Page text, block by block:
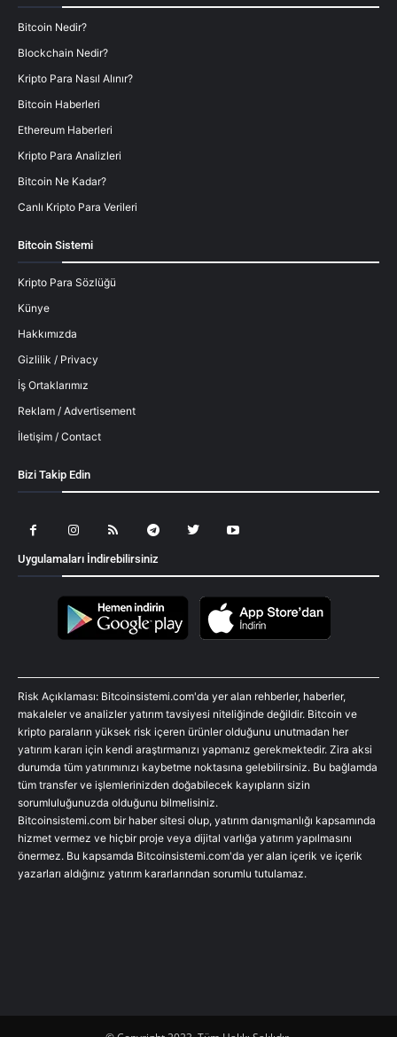
Bitcoin Nedir?
Blockchain Nedir?
Kripto Para Nasıl Alınır?
Bitcoin Haberleri
Ethereum Haberleri
Kripto Para Analizleri
Bitcoin Ne Kadar?
Canlı Kripto Para Verileri
Bitcoin Sistemi
Kripto Para Sözlüğü
Künye
Hakkımızda
Gizlilik / Privacy
İş Ortaklarımız
Reklam / Advertisement
İletişim / Contact
Bizi Takip Edin
Uygulamaları İndirebilirsiniz
Risk Açıklaması: Bitcoinsistemi.com'da yer alan rehberler, haberler,
makaleler ve analizler yatırım tavsiyesi niteliğinde değildir. Bitcoin ve
kripto paraların yüksek risk içeren ürünler olduğunu unutmadan her
yatırım kararı için kendi araştırmanızı yapmanız gerekmektedir. Zira aksi
durumda tüm yatırımınızı kaybetme noktasına gelebilirsiniz. Bu bağlamda
tüm transfer ve işlemlerinizden doğabilecek kayıpların sizin
sorumluluğunuzda olduğunu bilmelisiniz.
Bitcoinsistemi.com bir haber sitesi olup, yatırım danışmanlığı kapsamında
hizmet vermez ve hiçbir proje veya dijital varlığa yatırım yapılmasını
önermez. Bu kapsamda Bitcoinsistemi.com'da yer alan içerik ve içerik
yazarları aldığınız yatırım kararlarından sorumlu tutulamaz.